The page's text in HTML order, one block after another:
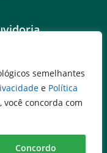
semelhantes
e Política
concorda com
Concordo
ao Cidadão